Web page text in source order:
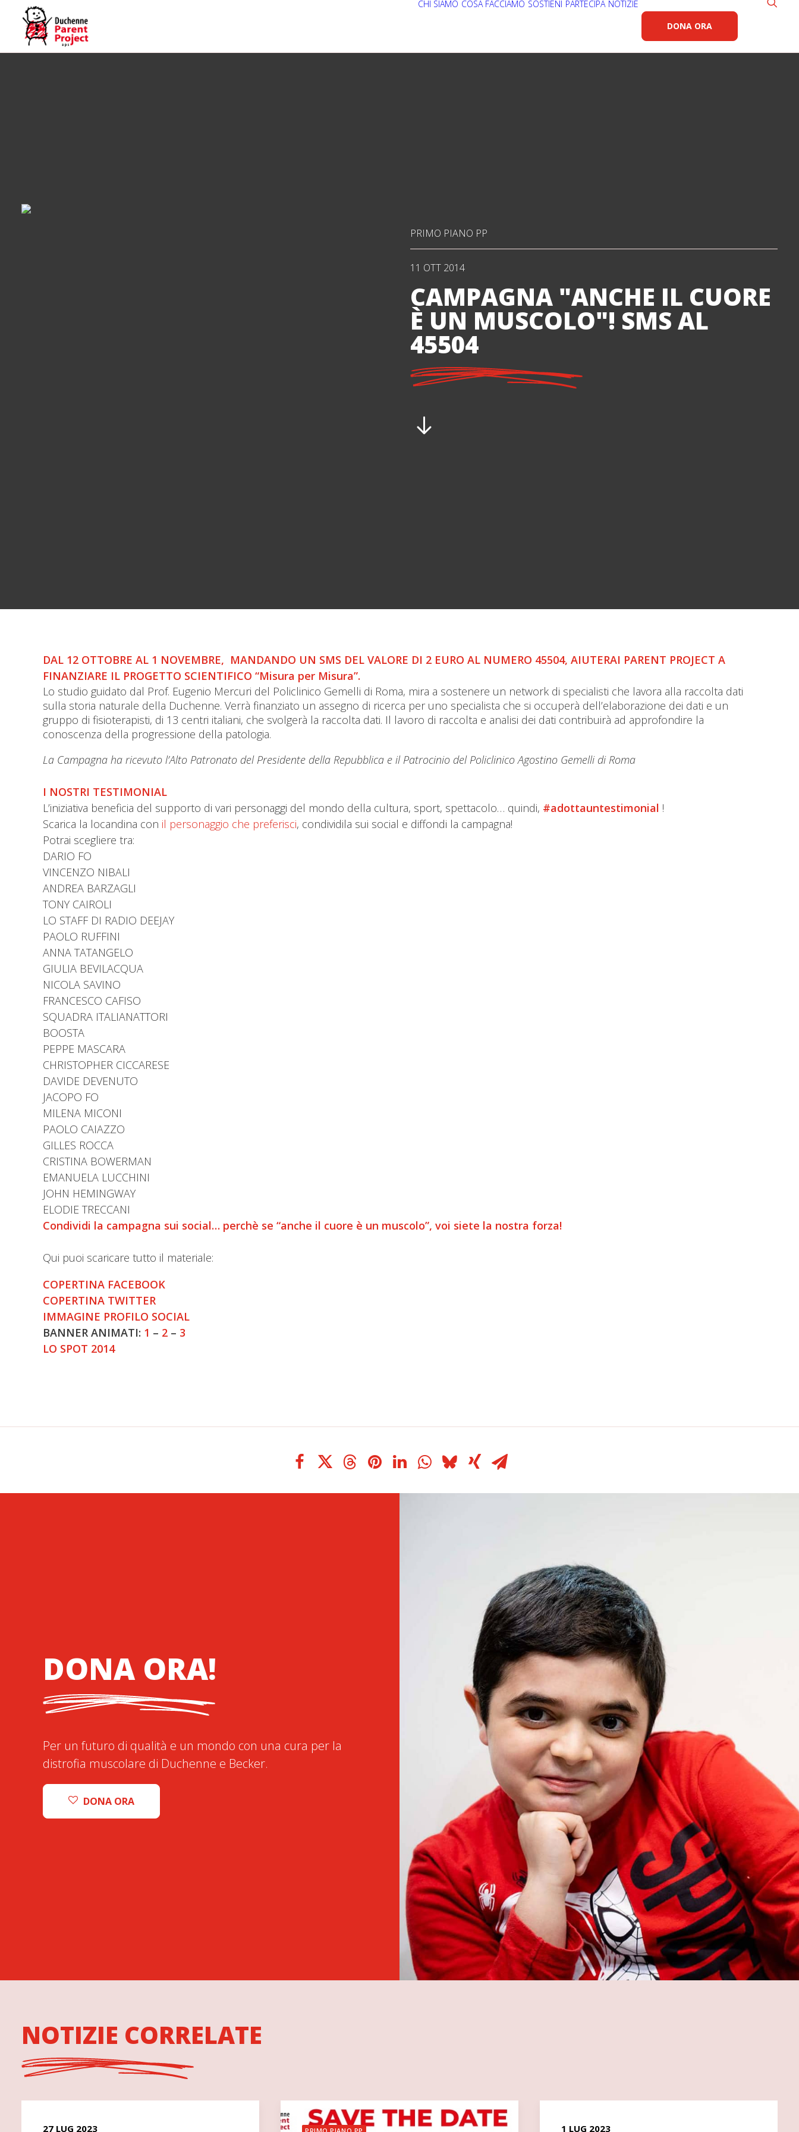
CHI SIAMO COSA FACCIAMO SOSTIENI PARTECIPA NOTIZIE
DONA ORA
PRIMO PIANO PP
11 OTT 2014
CAMPAGNA "ANCHE IL CUORE
È UN MUSCOLO"! SMS AL
45504
DAL 12 OTTOBRE AL 1 NOVEMBRE, MANDANDO UN SMS DEL VALORE DI 2 EURO AL NUMERO 45504, AIUTERAI PARENT PROJECT A
FINANZIARE IL PROGETTO SCIENTIFICO “Misura per Misura”.
Lo studio guidato dal Prof. Eugenio Mercuri del Policlinico Gemelli di Roma, mira a sostenere un network di specialisti che lavora alla raccolta dati
sulla storia naturale della Duchenne. Verrà finanziato un assegno di ricerca per uno specialista che si occuperà dell’elaborazione dei dati e un
gruppo di fisioterapisti, di 13 centri italiani, che svolgerà la raccolta dati. Il lavoro di raccolta e analisi dei dati contribuirà ad approfondire la
conoscenza della progressione della patologia​.
La Campagna ha ricevuto l’Alto Patronato del Presidente della Repubblica e il Patrocinio del Policlinico Agostino Gemelli di Roma
I NOSTRI TESTIMONIAL
L’iniziativa beneficia del supporto di vari personaggi del mondo della cultura, sport, spettacolo… quindi, #adottauntestimonial !
Scarica la locandina con il personaggio che preferisci, condividila sui social e diffondi la campagna!
Potrai scegliere tra:
DARIO FO
VINCENZO NIBALI
ANDREA BARZAGLI
TONY CAIROLI
LO STAFF DI RADIO DEEJAY
PAOLO RUFFINI
ANNA TATANGELO
GIULIA BEVILACQUA
NICOLA SAVINO
FRANCESCO CAFISO
SQUADRA ITALIANATTORI
BOOSTA
PEPPE MASCARA
CHRISTOPHER CICCARESE
DAVIDE DEVENUTO
JACOPO FO
MILENA MICONI
PAOLO CAIAZZO
GILLES ROCCA
CRISTINA BOWERMAN
EMANUELA LUCCHINI
JOHN HEMINGWAY
ELODIE TRECCANI
Condividi la campagna sui social… perchè se “anche il cuore è un muscolo”, voi siete la nostra forza!
Qui puoi scaricare tutto il materiale:
COPERTINA FACEBOOK
COPERTINA TWITTER
IMMAGINE PROFILO SOCIAL
BANNER ANIMATI: 1 – 2 – 3
LO SPOT 2014
DONA ORA!
Per un futuro di qualità e un mondo con una cura per la
distrofia muscolare di Duchenne e Becker.
DONA ORA
NOTIZIE CORRELATE
27 LUG 2023 1 LUG 2023